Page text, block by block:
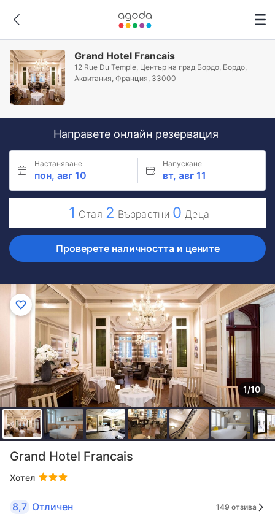
Grand Hotel Francais
12 Rue Du Temple, Център на град Бордо, Бордо,
Аквитания, Франция, 33000
Направете онлайн резервация
Настаняване
пон, авг 10
Напускане
вт, авг 11
1 Стая 2 Възрастни 0 Деца
Проверете наличността и цените
1/10
Grand Hotel Francais
Хотел
8,7 Отличен 149 отзива